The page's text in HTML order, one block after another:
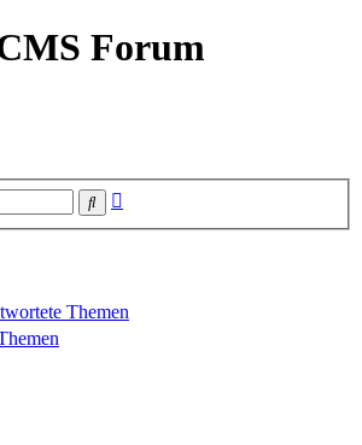
Forum
Suche
Themen